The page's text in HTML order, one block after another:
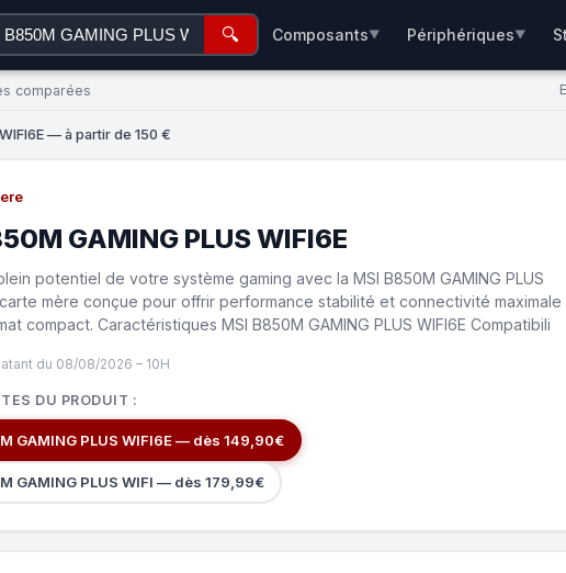
🔍 Composants▼ Périphériques▼
comparées
— à partir de 150 €
GAMING PLUS WIFI6E
potentiel de votre système gaming avec la MSI B850M GAMING PLUS
carte mère conçue pour offrir performance stabilité et connectivité maximale
compact. Caractéristiques MSI B850M GAMING PLUS WIFI6E Compatibili
du 08/08/2026 – 10H
DU PRODUIT :
GAMING PLUS WIFI6E — dès 149,90€
GAMING PLUS WIFI — dès 179,99€